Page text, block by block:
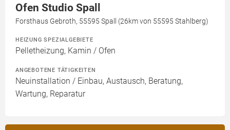
Ofen Studio Spall
Forsthaus Gebroth, 55595 Spall (26km von 55595 Stahlberg)
HEIZUNG SPEZIALGEBIETE
Pelletheizung, Kamin / Ofen
ANGEBOTENE TÄTIGKEITEN
Neuinstallation / Einbau, Austausch, Beratung,
Wartung, Reparatur